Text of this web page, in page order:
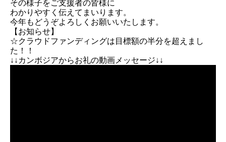
その様子をご支援者の皆様に
わかりやすく伝えてまいります。
今年もどうぞよろしくお願いいたします。
【お知らせ】
☆クラウドファンディングは目標額の半分を超えまし
た！！
↓↓カンボジアからお礼の動画メッセージ↓↓